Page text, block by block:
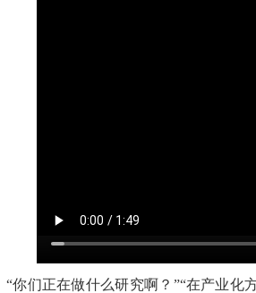
“你们正在做什么研究啊？”“在产业